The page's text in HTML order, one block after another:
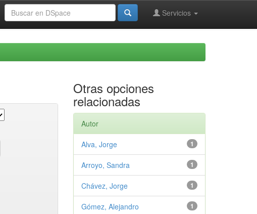
Servicios
Otras opciones
relacionadas
Autor
1
Alva, Jorge
1
Arroyo, Sandra
1
Chávez, Jorge
1
Gómez, Alejandro